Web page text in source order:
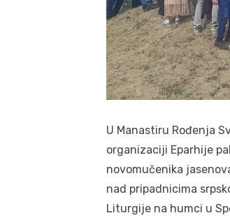
U Manastiru Rođenja
organizaciji Eparhije
novomučenika
nad pripadnicima
Liturgije na humci u